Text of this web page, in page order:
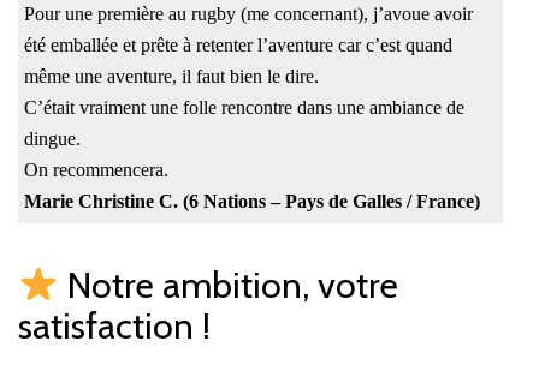
Pour une première au rugby (me concernant), j’avoue avoir
été emballée et prête à retenter l’aventure car c’est quand
même une aventure, il faut bien le dire.
C’était vraiment une folle rencontre dans une ambiance de
dingue.
On recommencera.
Marie Christine C. (6 Nations – Pays de Galles / France)
Notre ambition, votre
satisfaction !